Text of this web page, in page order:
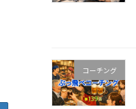
コーチング